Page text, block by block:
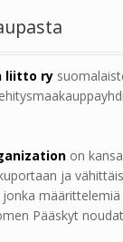
liitto ry
on
ja
määrittelemiä
Pääskyt